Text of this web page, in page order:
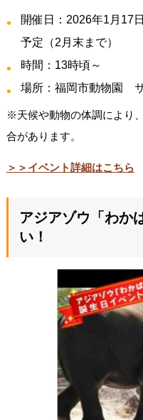
開催日：2026年1月17
予定（2月末まで）
時間：13時頃～
場所：福岡市動物園
※天候や動物の体調により
合があります。
＞＞イベント詳細はこちら
アジアゾウ「わか
い！